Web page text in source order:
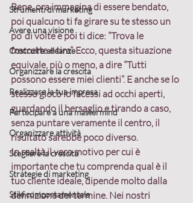
Strumenti di marketing
Avere una visione
Costruire alleanze
Organizzare la crescita
Realizzare la tua impresa
Partecipare a una mastermind
Organizzare attività
Scegliere la crescita
Strategie di marketing
Stile comportamentale
Bene, ora immagina di essere bendato,
poi qualcuno ti fa girare su te stesso un
po’ di volte e poi ti dice: “Trova le
freccette e tira”. Ecco, questa situazione
equivale, più o meno, a dire “Tutti
possono essere miei clienti”. E anche se lo
stesso gioco lo facessi ad occhi aperti,
guardando il bersaglio e tirando a caso,
senza puntare veramente il centro, il
risultato sarebbe poco diverso.
In realtà il vero motivo per cui è
importante che tu comprenda qual è il
tuo cliente ideale, dipende molto dalla
definizione del termine. Nei nostri